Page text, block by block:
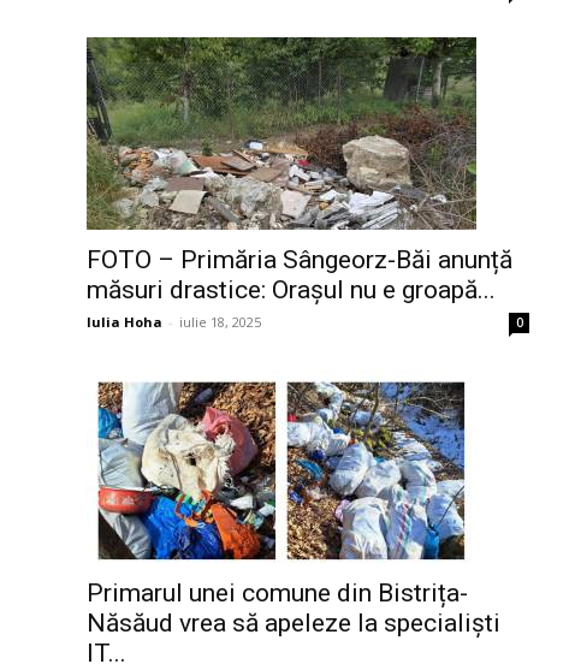
FOTO – Primăria Sângeorz-Băi anunță
măsuri drastice: Orașul nu e groapă...
Iulia Hoha - iulie 18, 2025 0
Primarul unei comune din Bistrița-
Năsăud vrea să apeleze la specialiști
IT...